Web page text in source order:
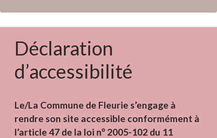
Déclaration
d’accessibilité
Le/La Commune de Fleurie s’engage à
rendre son site accessible conformément à
l’article 47 de la loi n° 2005-102 du 11